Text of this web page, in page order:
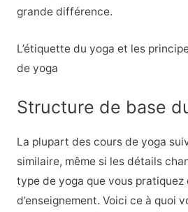
grande différence.
L’étiquette du yoga et les
de yoga
Structure de base
La plupart des cours de yoga
similaire, même si les détails
type de yoga que vous pratiquez
d’enseignement. Voici ce à quoi